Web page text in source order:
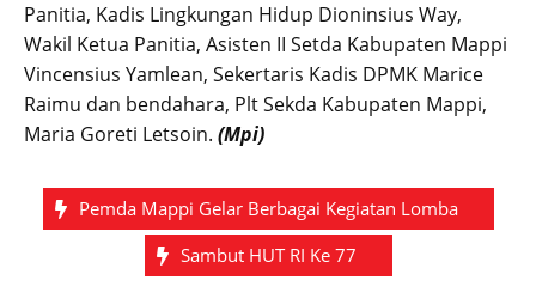
Panitia, Kadis Lingkungan Hidup Dioninsius Way,
Wakil Ketua Panitia, Asisten II Setda Kabupaten Mappi
Vincensius Yamlean, Sekertaris Kadis DPMK Marice
Raimu dan bendahara, Plt Sekda Kabupaten Mappi,
Maria Goreti Letsoin. (Mpi)
Pemda Mappi Gelar Berbagai Kegiatan Lomba
Sambut HUT RI Ke 77